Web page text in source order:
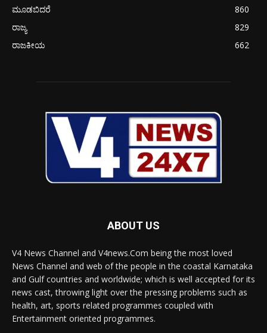
ಮೂಡಬಿದರೆ
860
ರಾಜ್ಯ
829
ರಾಜಕೀಯ
662
ABOUT US
V4 News Channel and V4news.Com being the most loved
News Channel and web of the people in the coastal Karnataka
and Gulf countries and worldwide; which is well accepted for its
news cast, throwing light over the pressing problems such as
health, art, sports related programmes coupled with
Entertainment oriented programmes.